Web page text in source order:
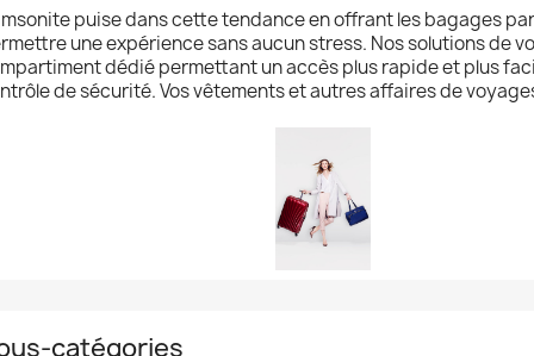
puise dans cette tendance en offrant les bagages
une expérience sans aucun stress. Nos solutions de
dédié permettant un accès plus rapide et plus
de sécurité. Vos vêtements et autres affaires de
catégories